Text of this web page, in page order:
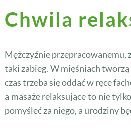
Chwila
Mężczyźnie przepracowanemu,
taki zabieg. W mięśniach
czas trzeba się oddać w ręce
a masaże relaksujące to nie
pomyśleć za niego, a urodziny